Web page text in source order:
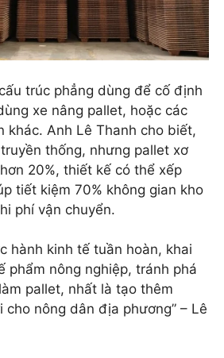
trúc phẳng dùng để cố định
xe nâng pallet, hoặc các
khác. Anh Lê Thanh cho biết,
thống, nhưng pallet xơ
20%, thiết kế có thể xếp
tiết kiệm 70% không gian kho
phí vận chuyển.
hành kinh tế tuần hoàn, khai
phẩm nông nghiệp, tránh phá
pallet, nhất là tạo thêm
cho nông dân địa phương” – Lê